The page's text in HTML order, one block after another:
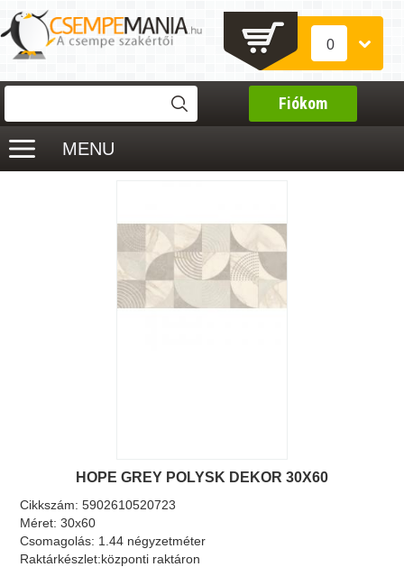
0
Fiókom
MENU
HOPE GREY POLYSK DEKOR 30X60
Cikkszám:5902610520723
Méret:30x60
Csomagolás: 1.44 négyzetméter
Raktárkészlet:központi raktáron